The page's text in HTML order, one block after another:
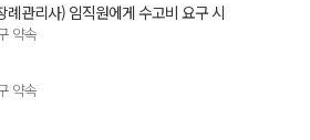
관리사) 임직원에게 수고비 요구 시
약속
약속